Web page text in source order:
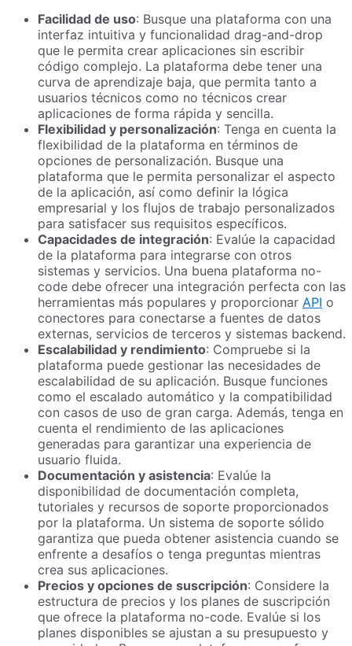
Facilidad de uso: Busque una plataforma con una
interfaz intuitiva y funcionalidad drag-and-drop
que le permita crear aplicaciones sin escribir
código complejo. La plataforma debe tener una
curva de aprendizaje baja, que permita tanto a
usuarios técnicos como no técnicos crear
aplicaciones de forma rápida y sencilla.
Flexibilidad y personalización: Tenga en cuenta la
flexibilidad de la plataforma en términos de
opciones de personalización. Busque una
plataforma que le permita personalizar el aspecto
de la aplicación, así como definir la lógica
empresarial y los flujos de trabajo personalizados
para satisfacer sus requisitos específicos.
Capacidades de integración: Evalúe la capacidad
de la plataforma para integrarse con otros
sistemas y servicios. Una buena plataforma no-
code debe ofrecer una integración perfecta con las
herramientas más populares y proporcionar API o
conectores para conectarse a fuentes de datos
externas, servicios de terceros y sistemas backend.
Escalabilidad y rendimiento: Compruebe si la
plataforma puede gestionar las necesidades de
escalabilidad de su aplicación. Busque funciones
como el escalado automático y la compatibilidad
con casos de uso de gran carga. Además, tenga en
cuenta el rendimiento de las aplicaciones
generadas para garantizar una experiencia de
usuario fluida.
Documentación y asistencia: Evalúe la
disponibilidad de documentación completa,
tutoriales y recursos de soporte proporcionados
por la plataforma. Un sistema de soporte sólido
garantiza que pueda obtener asistencia cuando se
enfrente a desafíos o tenga preguntas mientras
crea sus aplicaciones.
Precios y opciones de suscripción: Considere la
estructura de precios y los planes de suscripción
que ofrece la plataforma no-code. Evalúe si los
planes disponibles se ajustan a su presupuesto y